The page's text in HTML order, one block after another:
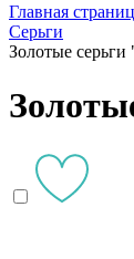
Главная
Серьги
Золотые